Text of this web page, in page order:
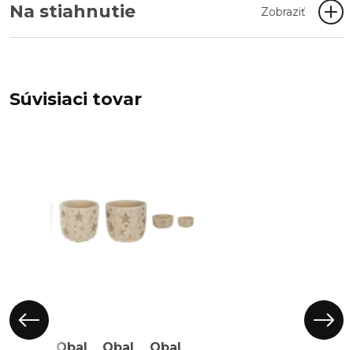
Na stiahnutie Zobraziť
Súvisiaci tovar